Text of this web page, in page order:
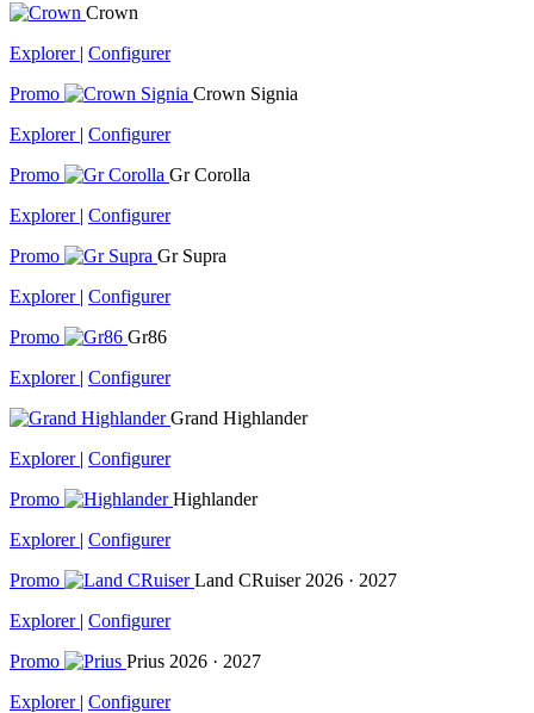
Crown
Explorer | Configurer
Promo
Crown Signia
Explorer | Configurer
Promo
Gr Corolla
Explorer | Configurer
Promo
Gr Supra
Explorer | Configurer
Promo
Gr86
Explorer | Configurer
Grand Highlander
Explorer | Configurer
Promo
Highlander
Explorer | Configurer
Promo
Land CRuiser 2026 · 2027
Explorer | Configurer
Promo
Prius 2026 · 2027
Explorer | Configurer